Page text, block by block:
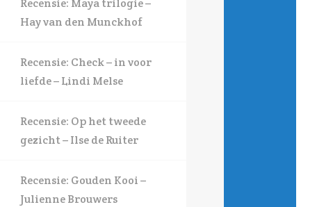
Recensie: Maya trilogie –
Hay van den Munckhof
Recensie: Check – in voor
liefde – Lindi Melse
Recensie: Op het tweede
gezicht – Ilse de Ruiter
Recensie: Gouden Kooi –
Julienne Brouwers